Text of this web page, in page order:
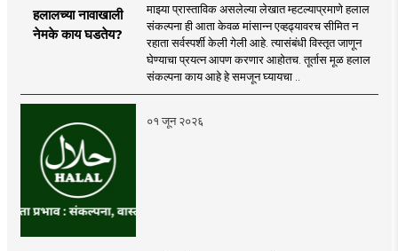
हलालच्या नावाखाली
नेमके काय घडतेय?
माझ्या प्रास्ताविक असलेल्या लेखात म्हटल्याप्रमाणे हलाल
संकल्पना ही आता केवळ मांसान्न एव्हढ्यावरच सीमित न
रहाता सर्वस्पर्शी केली गेली आहे. त्यासंबंधी विस्तृत जाणून
घेण्याचा प्रयत्न आपण करणार आहोतच. तूर्तास मूळ हलाल
संकल्पना काय आहे हे समजून घ्यायचा ..
०१ जून २०२६